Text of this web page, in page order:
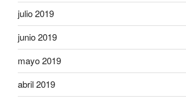
julio 2019
junio 2019
mayo 2019
abril 2019